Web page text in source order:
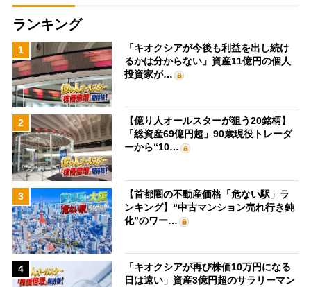
ランキング
1
「キオクシアが今後も利益を出し続け
るかは分からない」資産11億円の個人
投資家が…
2
【億り人オールスターが狙う20銘柄】
「総資産69億円超」90歳現役トレーダ
ーから“10…
3
【首都圏の不動産価格「危ない駅」ラ
ンキング】“中古マンション売れ行き鈍
化”のワー…
4
「キオクシアが再び株価10万円になる
日は遠い」資産3億円超のサラリーマン